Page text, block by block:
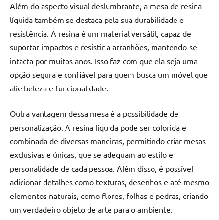
Além do aspecto visual deslumbrante, a mesa de resina
líquida também se destaca pela sua durabilidade e
resistência. A resina é um material versátil, capaz de
suportar impactos e resistir a arranhões, mantendo-se
intacta por muitos anos. Isso faz com que ela seja uma
opção segura e confiável para quem busca um móvel que
alie beleza e funcionalidade.
Outra vantagem dessa mesa é a possibilidade de
personalização. A resina líquida pode ser colorida e
combinada de diversas maneiras, permitindo criar mesas
exclusivas e únicas, que se adequam ao estilo e
personalidade de cada pessoa. Além disso, é possível
adicionar detalhes como texturas, desenhos e até mesmo
elementos naturais, como flores, folhas e pedras, criando
um verdadeiro objeto de arte para o ambiente.